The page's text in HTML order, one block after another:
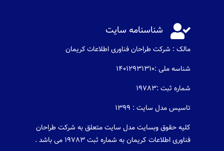
 شناسنامه سایت
مالک : شرکت طراحان فناوری اطلاعات كريمان
شناسه ملی :14012931310
شماره ثبت :19783
تاسیس مدل سایت : 1399
کلیه حقوق وبسایت مدل سایت متعلق به شرکت طراحان
فناوری اطلاعات کریمان به شماره ثبت 19783 می باشد .